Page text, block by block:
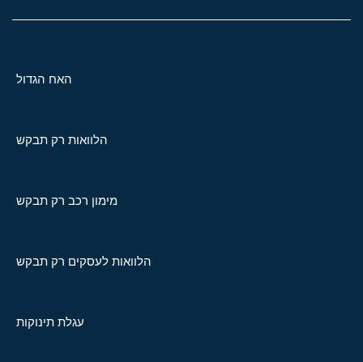
האח הגדול
הלוואות רק תבקש
מימון רכב רק תבקש
הלוואות לעסקים רק תבקש
עגלת תינוקות